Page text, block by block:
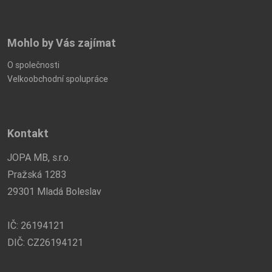
Mohlo by Vás zajímat
O společnosti
Velkoobchodní spolupráce
Kontakt
JOPA MB, s.r.o.
Pražská 1283
29301 Mladá Boleslav
IČ: 26194121
DIČ: CZ26194121